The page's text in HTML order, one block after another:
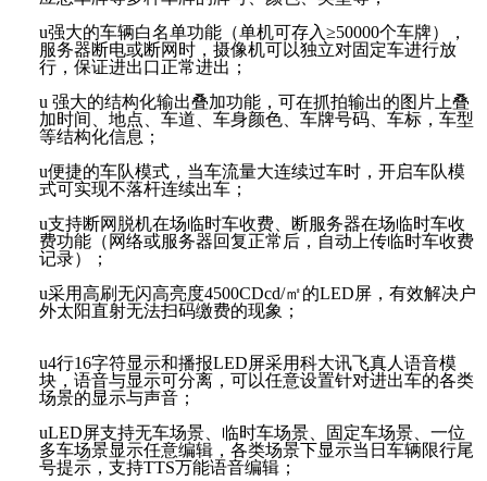
u强大的车辆白名单功能（单机可存入≥50000个车牌），
服务器断电或断网时，摄像机可以独立对固定车进行放
行，保证进出口正常进出；
u 强大的结构化输出叠加功能，可在抓拍输出的图片上叠
加时间、地点、车道、车身颜色、车牌号码、车标，车型
等结构化信息；
u便捷的车队模式，当车流量大连续过车时，开启车队模
式可实现不落杆连续出车；
u支持断网脱机在场临时车收费、断服务器在场临时车收
费功能（网络或服务器回复正常后，自动上传临时车收费
记录）；
u采用高刷无闪高亮度4500CDcd/㎡的LED屏，有效解决户
外太阳直射无法扫码缴费的现象；
u4行16字符显示和播报LED屏采用科大讯飞真人语音模
块，语音与显示可分离，可以任意设置针对进出车的各类
场景的显示与声音；
uLED屏支持无车场景、临时车场景、固定车场景、一位
多车场景显示任意编辑，各类场景下显示当日车辆限行尾
号提示，支持TTS万能语音编辑；